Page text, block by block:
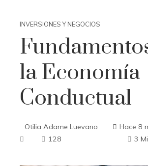
INVERSIONES Y NEGOCIOS
la Economía
Conductual
Otilia Adame Luevano
Hace 8
128
3